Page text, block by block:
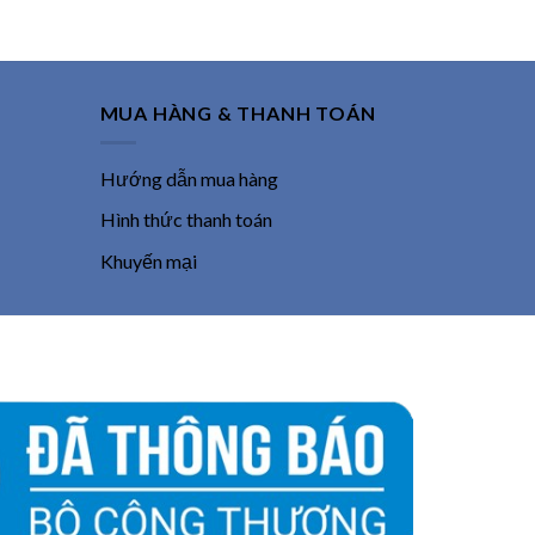
MUA HÀNG & THANH TOÁN
Hướng dẫn mua hàng
Hình thức thanh toán
Khuyến mại